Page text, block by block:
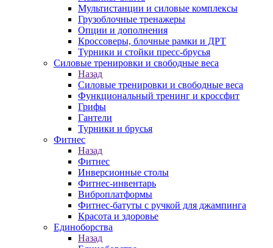
Мультистанции и силовые комплексы
Грузоблочные тренажеры
Опции и дополнения
Кроссоверы, блочные рамки и ДРТ
Турники и стойки пресс-брусья
Силовые тренировки и свободные веса
Назад
Силовые тренировки и свободные веса
Функциональный тренинг и кроссфит
Грифы
Гантели
Турники и брусья
Фитнес
Назад
Фитнес
Инверсионные столы
Фитнес-инвентарь
Виброплатформы
Фитнес-батуты с ручкой для джампинга
Красота и здоровье
Единоборства
Назад